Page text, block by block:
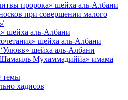
пророка» шейха аль-Албани
при совершении малого
шейха аль-Албани
шейха аль-Албани
шейха аль-Албани
Мухаммадиййа» имама
темы
хадисов